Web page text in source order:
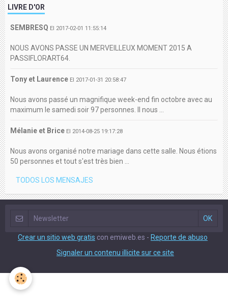
LIVRE D'OR
SEMBRESQ El 2017-02-01 11:55:14
NOUS AVONS PASSE UN MERVEILLEUX MOMENT 2015 A
PASSIFLORART64.
Tony et Laurence El 2017-01-31 20:58:47
Nous avons passé un magnifique week-end fin octobre avec au
maximum le samedi soir 97 personnes. Il nous ...
Mélanie et Brice El 2014-08-25 19:17:28
Nous avons organisé notre mariage dans cette salle. Nous étions
50 personnes et tout s'est très bien ...
TODOS LOS MENSAJES
Crear un sitio web gratis con emiweb.es - Reporte de abuso
Signaler un contenu illicite sur ce site